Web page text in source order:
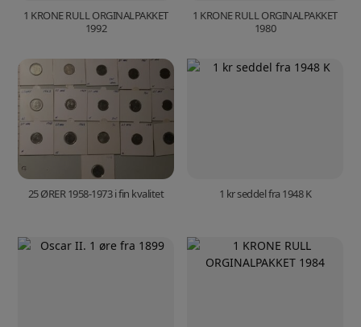
1 KRONE RULL ORGINALPAKKET
1992
1 KRONE RULL ORGINALPAKKET
1980
25 ØRER 1958-1973 i fin kvalitet 1 kr seddel fra 1948 K